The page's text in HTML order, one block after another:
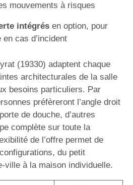
mouvements à risques
intégrésen option, pour
cas d’incident
(19330) adaptent chaque
architecturales de la salle
besoins particuliers. Par
préfèreront l’angle droit
de douche, d’autres
complète sur toute la
de l’offre permet de
du petit
ville à la maison individuelle.